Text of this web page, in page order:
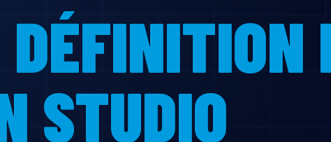
STUDIO